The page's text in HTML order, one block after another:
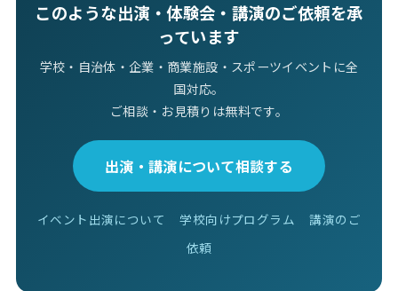
このような出演・体験会・講演のご依頼を承
っています
学校・自治体・企業・商業施設・スポーツイベントに全
国対応。
ご相談・お見積りは無料です。
出演・講演について相談する
イベント出演について 学校向けプログラム
講演のご
依頼